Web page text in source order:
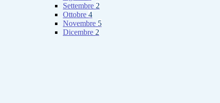
Settembre 2
Ottobre 4
Novembre 5
Dicembre 2